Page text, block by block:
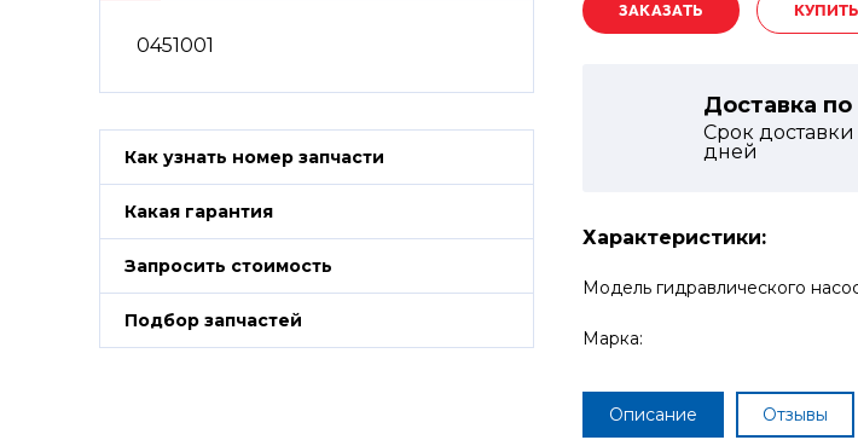
0451001
Как узнать номер запчасти
Какая гарантия
Запросить стоимость
Подбор запчастей
Доставка
Срок
дней
Характеристики:
Модель гидравлического
Марка:
Описание Отзывы